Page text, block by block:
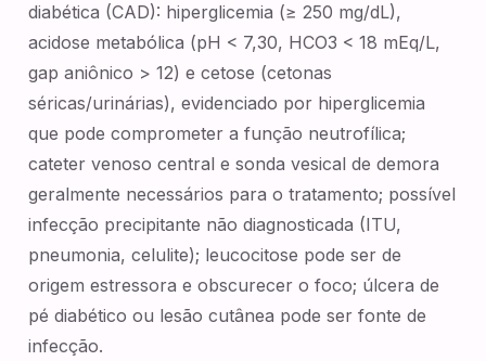
diabética (CAD): hiperglicemia (≥ 250 mg/dL),
acidose metabólica (pH < 7,30, HCO3 < 18 mEq/L,
gap aniônico > 12) e cetose (cetonas
séricas/urinárias), evidenciado por hiperglicemia
que pode comprometer a função neutrofílica;
cateter venoso central e sonda vesical de demora
geralmente necessários para o tratamento; possível
infecção precipitante não diagnosticada (ITU,
pneumonia, celulite); leucocitose pode ser de
origem estressora e obscurecer o foco; úlcera de
pé diabético ou lesão cutânea pode ser fonte de
infecção.